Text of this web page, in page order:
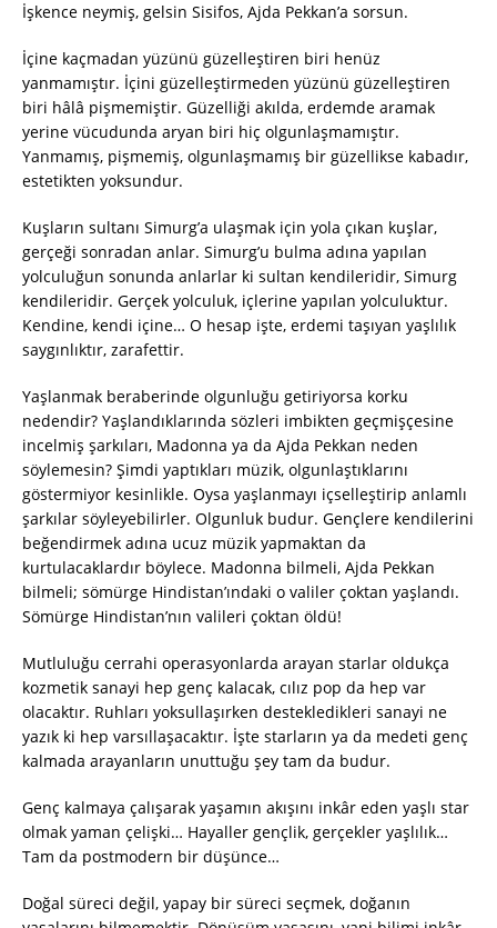
İşkence neymiş, gelsin Sisifos, Ajda Pekkan’a sorsun.
İçine kaçmadan yüzünü güzelleştiren biri henüz
yanmamıştır. İçini güzelleştirmeden yüzünü güzelleştiren
biri hâlâ pişmemiştir. Güzelliği akılda, erdemde aramak
yerine vücudunda aryan biri hiç olgunlaşmamıştır.
Yanmamış, pişmemiş, olgunlaşmamış bir güzellikse kabadır,
estetikten yoksundur.
Kuşların sultanı Simurg’a ulaşmak için yola çıkan kuşlar,
gerçeği sonradan anlar. Simurg’u bulma adına yapılan
yolculuğun sonunda anlarlar ki sultan kendileridir, Simurg
kendileridir. Gerçek yolculuk, içlerine yapılan yolculuktur.
Kendine, kendi içine… O hesap işte, erdemi taşıyan yaşlılık
saygınlıktır, zarafettir.
Yaşlanmak beraberinde olgunluğu getiriyorsa korku
nedendir? Yaşlandıklarında sözleri imbikten geçmişçesine
incelmiş şarkıları, Madonna ya da Ajda Pekkan neden
söylemesin? Şimdi yaptıkları müzik, olgunlaştıklarını
göstermiyor kesinlikle. Oysa yaşlanmayı içselleştirip anlamlı
şarkılar söyleyebilirler. Olgunluk budur. Gençlere kendilerini
beğendirmek adına ucuz müzik yapmaktan da
kurtulacaklardır böylece. Madonna bilmeli, Ajda Pekkan
bilmeli; sömürge Hindistan’ındaki o valiler çoktan yaşlandı.
Sömürge Hindistan’nın valileri çoktan öldü!
Mutluluğu cerrahi operasyonlarda arayan starlar oldukça
kozmetik sanayi hep genç kalacak, cılız pop da hep var
olacaktır. Ruhları yoksullaşırken destekledikleri sanayi ne
yazık ki hep varsıllaşacaktır. İşte starların ya da medeti genç
kalmada arayanların unuttuğu şey tam da budur.
Genç kalmaya çalışarak yaşamın akışını inkâr eden yaşlı star
olmak yaman çelişki… Hayaller gençlik, gerçekler yaşlılık…
Tam da postmodern bir düşünce…
Doğal süreci değil, yapay bir süreci seçmek, doğanın